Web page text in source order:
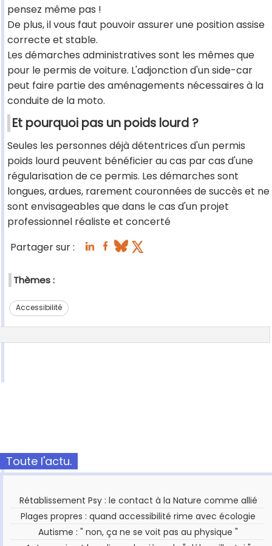
pensez même pas !
De plus, il vous faut pouvoir assurer une position assise
correcte et stable.
Les démarches administratives sont les mêmes que
pour le permis de voiture. L'adjonction d'un side-car
peut faire partie des aménagements nécessaires à la
conduite de la moto.
Et pourquoi pas un poids lourd ?
Seules les personnes déjà détentrices d'un permis
poids lourd peuvent bénéficier au cas par cas d'une
régularisation de ce permis. Les démarches sont
longues, ardues, rarement couronnées de succès et ne
sont envisageables que dans le cas d'un projet
professionnel réaliste et concerté
Partager sur :
Thèmes :
Accessibilité
Toute l'actu.
Rétablissement Psy : le contact à la Nature comme allié
Plages propres : quand accessibilité rime avec écologie
Autisme : " non, ça ne se voit pas au physique "